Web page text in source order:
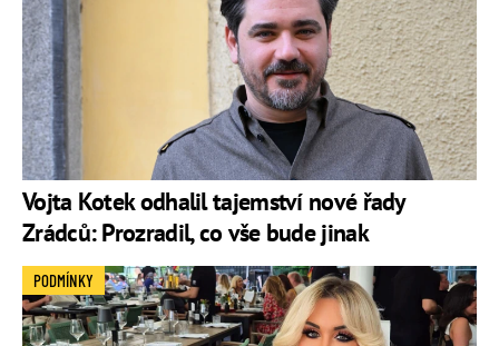
Vojta Kotek odhalil tajemství nové řady
Zrádců: Prozradil, co vše bude jinak
PODMÍNKY